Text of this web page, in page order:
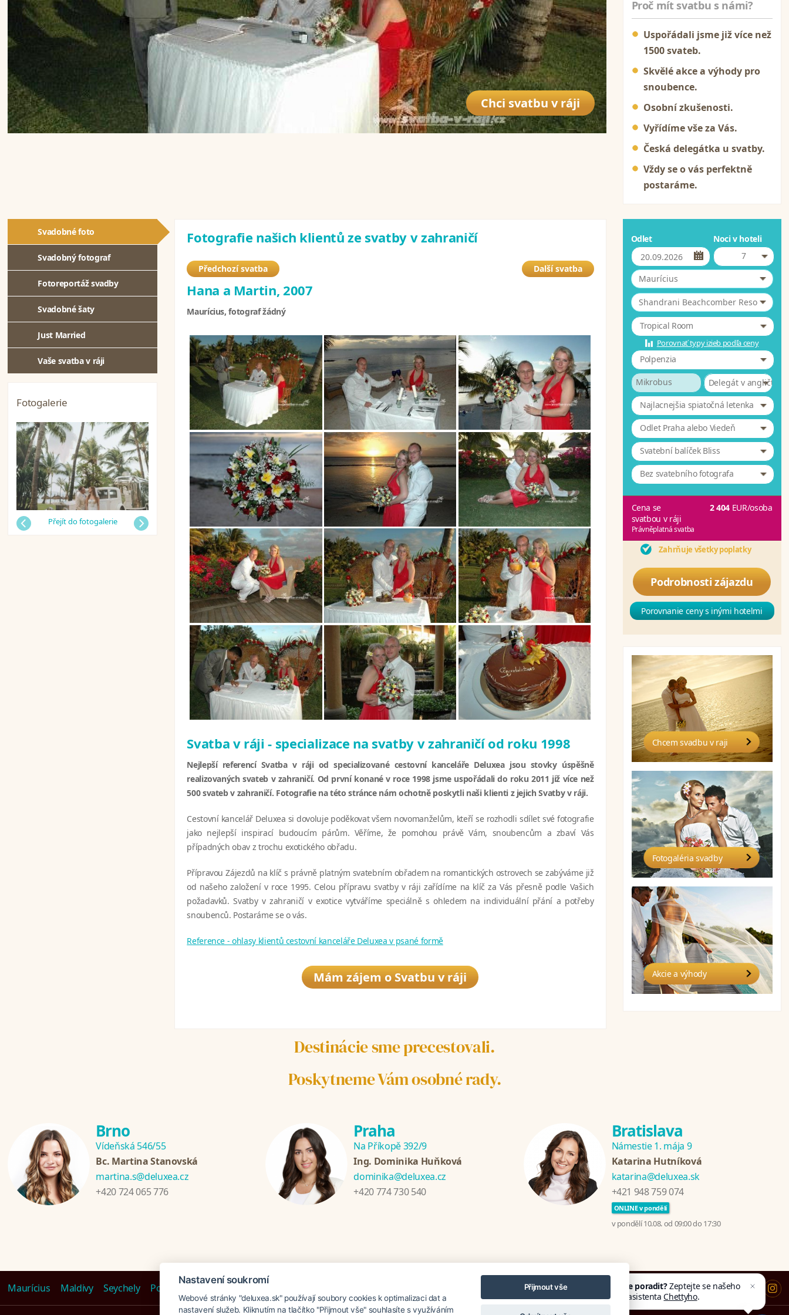
Chci svatbu v ráji
Proč mít svatbu s námi?
Uspořádali jsme již více než
1500 svateb.
Skvělé akce a výhody pro
snoubence.
Osobní zkušenosti.
Vyřídíme vše za Vás.
Česká delegátka u svatby.
Vždy se o vás perfektně
postaráme.
Svadobné foto
Svadobný fotograf
Fotoreportáž svadby
Svadobné šaty
Just Married
Vaše svatba v ráji
Fotogalerie
Předchozí
Přejít do fotogalerie
Fotografie našich klientů ze svatby v zahraničí
Předchozí svatba Další svatba
Hana a Martin, 2007
Maurícius, fotograf žádný
Svatba v ráji - specializace na svatby v zahraničí od roku 1998
Nejlepší referencí Svatba v ráji od specializované cestovní kanceláře Deluxea jsou stovky úspěšně
realizovaných svateb v zahraničí. Od první konané v roce 1998 jsme uspořádali do roku 2011 již více než
500 svateb v zahraničí. Fotografie na této stránce nám ochotně poskytli naši klienti z jejich Svatby v ráji.
Cestovní kancelář Deluxea si dovoluje poděkovat všem novomanželům, kteří se rozhodli sdílet své fotografie
jako nejlepší inspirací budoucím párům. Věříme, že pomohou právě Vám, snoubencům a zbaví Vás
případných obav z trochu exotického obřadu.
Přípravou Zájezdů na klíč s právně platným svatebním obřadem na romantických ostrovech se zabýváme již
od našeho založení v roce 1995. Celou přípravu svatby v ráji zařídíme na klíč za Vás přesně podle Vašich
požadavků. Svatby v zahraničí v exotice vytváříme speciálně s ohledem na individuální přání a potřeby
snoubenců. Postaráme se o vás.
Reference - ohlasy klientů cestovní kanceláře Deluxea v psané formě
Mám zájem o Svatbu v ráji
Odlet
Noci v hoteli
7
Maurícius
Shandrani Beachcomber Resort & 4
Tropical Room
Porovnať typy izieb podľa ceny
Polpenzia
Mikrobus
Delegát v angličtině
Najlacnejšia spiatočná letenka
Odlet Praha alebo Viedeň
Svatební balíček Bliss
Bez svatebního fotografa
Cena se
svatbou v ráji
Právněplatná svatba
2 404 EUR/osoba
Zahrňuje všetky poplatky
Podrobnosti zájazdu
Porovnanie ceny s inými hotelmi
Chcem svadbu v raji
Fotogaléria svadby
Akcie a výhody
Destinácie sme precestovali.
Poskytneme Vám osobné rady.
Brno
Vídeňská 546/55
Bc. Martina Stanovská
martina.s@deluxea.cz
+420 724 065 776
Praha
Na Příkopě 392/9
Ing. Dominika Huňková
dominika@deluxea.cz
+420 774 730 540
Bratislava
Námestie 1. mája 9
Katarina Hutníková
katarina@deluxea.sk
+421 948 759 074
ONLINE v pondělí
v pondělí 10.08. od 09:00 do 17:30
Maurícius Maldivy Seychely Polynézia Emiráty Tanzánia
Nastavení soukromí
Webové stránky "deluxea.sk" používají soubory cookies k optimalizaci dat a
nastavení služeb. Kliknutím na tlačítko "Přijmout vše" souhlasíte s využíváním
Přijmout vše Potřebujete poradit?Zeptejte se našeho
asistentaChettyho.